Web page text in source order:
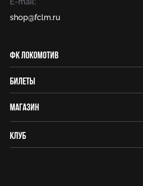
shop@fсlm.ru
ФК Локомотив
Билеты
Магазин
Клуб